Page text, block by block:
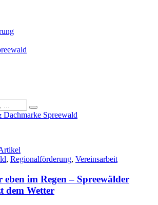
Spreewald
, Regionalförderung, Vereinsarbeit
im Regen – Spreewälder
dem Wetter